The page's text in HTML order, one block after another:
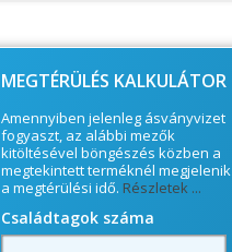
MEGTÉRÜLÉS KALKULÁTOR
Amennyiben jelenleg ásványvizet
fogyaszt, az alábbi mezők
kitöltésével böngészés közben a
megtekintett terméknél megjelenik
a megtérülési idő. Részletek ...
Családtagok száma